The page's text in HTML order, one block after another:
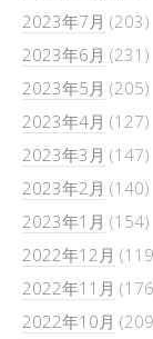
2023年7月 (203)
2023年6月 (231)
2023年5月 (205)
2023年4月 (127)
2023年3月 (147)
2023年2月 (140)
2023年1月 (154)
2022年12月
2022年11月
2022年10月